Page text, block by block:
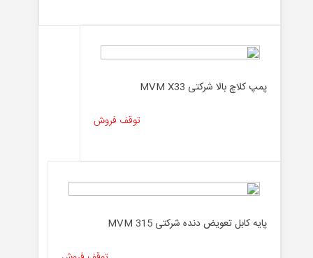
پمپ کلاچ بالا شرکتی MVM X33
توقف فروش
پایه کابل تعویض دنده شرکتی MVM 315